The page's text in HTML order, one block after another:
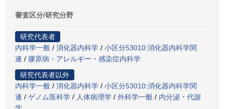
審査区分/研究分野
研究代表者
内科学一般 / 消化器内科学 / 小区分53010:消化器内科学関
連 / 膠原病・アレルギー・感染症内科学
研究代表者以外
内科学一般 / 消化器内科学 / 小区分53010:消化器内科学関
連 / ゲノム医科学 / 人体病理学 / 外科学一般 / 内分泌・代謝